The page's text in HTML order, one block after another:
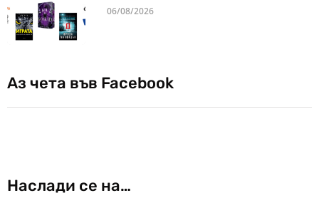
06/08/2026
Аз чета във Facebook
Наслади се на…